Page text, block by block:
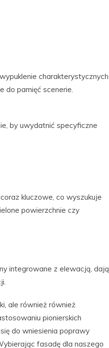
charakterystycznych
do pamięć scenerie.
by uwydatnić specyficzne
kluczowe, co wyszukuje
powierzchnie czy
integrowane z elewacją, dają
ale również również
pionierskich
do wniesienia poprawy
fasadę dla naszego